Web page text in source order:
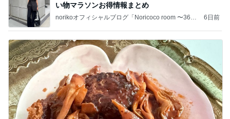
い物マラソンお得情報まとめ
norikoオフィシャルブログ「Noricoco room 〜365
6日前